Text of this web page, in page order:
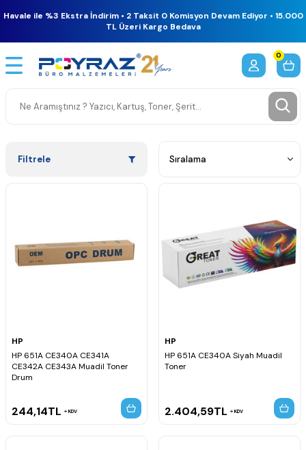
Havale ile %3 Ekstra İndirim • 2 Taksit 0 Komisyon Devam Ediyor • 15.000
TL Üzeri Kargo Bedava
0
Filtrele
HP
HP 651A CE340A CE341A
CE342A CE343A Muadil Toner
Drum
244,14TL KDV
HP
HP 651A CE340A Siyah Muadil
Toner
2.404,59TL KDV